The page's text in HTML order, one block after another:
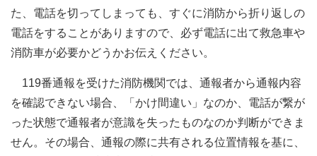
た、電話を切ってしまっても、すぐに消防から折り返しの
電話をすることがありますので、必ず電話に出て救急車や
消防車が必要かどうかお伝えください。
119番通報を受けた消防機関では、通報者から通報内容
を確認できない場合、「かけ間違い」なのか、電話が繋が
った状態で通報者が意識を失ったものなのか判断ができま
せん。その場合、通報の際に共有される位置情報を基に、